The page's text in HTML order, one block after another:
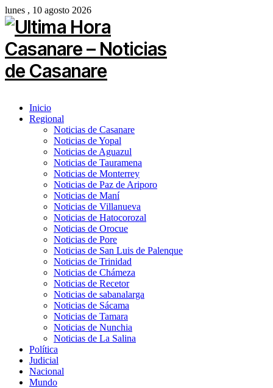
lunes , 10 agosto 2026
Inicio
Regional
Noticias de Casanare
Noticias de Yopal
Noticias de Aguazul
Noticias de Tauramena
Noticias de Monterrey
Noticias de Paz de Ariporo
Noticias de Maní
Noticias de Villanueva
Noticias de Hatocorozal
Noticias de Orocue
Noticias de Pore
Noticias de San Luis de Palenque
Noticias de Trinidad
Noticias de Chámeza
Noticias de Recetor
Noticias de sabanalarga
Noticias de Sácama
Noticias de Tamara
Noticias de Nunchia
Noticias de La Salina
Política
Judicial
Nacional
Mundo